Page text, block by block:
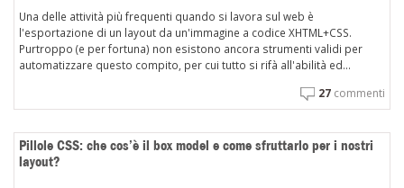
Una delle attività più frequenti quando si lavora sul web è
l'esportazione di un layout da un'immagine a codice XHTML+CSS.
Purtroppo (e per fortuna) non esistono ancora strumenti validi per
automatizzare questo compito, per cui tutto si rifà all'abilità ed...
27 commenti
Pillole CSS: che cos’è il box model e come sfruttarlo per i nostri
layout?